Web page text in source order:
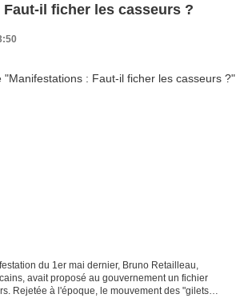
il ficher les casseurs ?
du 1er mai dernier, Bruno Retailleau,
avait proposé au gouvernement un fichier
Rejetée à l'époque, le mouvement des "gilets